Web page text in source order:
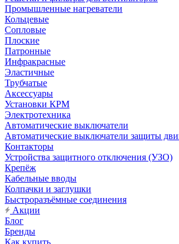
Промышленные нагреватели
Кольцевые
Сопловые
Плоские
Патронные
Инфракрасные
Эластичные
Трубчатые
Аксессуары
Установки КРМ
Электротехника
Автоматические выключатели
Автоматические выключатели защиты
Контакторы
Устройства защитного отключения (УЗО)
Крепёж
Кабельные вводы
Колпачки и заглушки
Быстроразъёмные соединения
Акции
Блог
Бренды
Как купить